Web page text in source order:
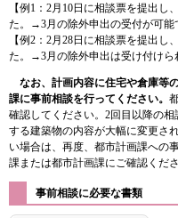
【例1：2月10日に相談票を提出
た。→3月の除外申出の受付が可能
【例2：2月28日に相談票を提出
た。→3月の除外申出は受け付けら
なお、計画内容に住宅や倉庫等
課に事前相談を行ってください。
確認してください。2回目以降の相
する建築物の内容が大幅に変更さ
い場合は、再度、都市計画課への
課または都市計画課にご確認くださ
事前相談に必要な書類